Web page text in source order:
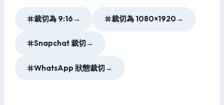
裁切為 9:16 → 裁切為 1080×1920 →
Snapchat 裁切 →
WhatsApp 狀態裁切 →